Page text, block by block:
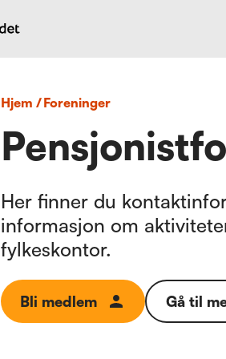
Hjem/ foreninger
Her finner du
informasjon om
fylkeskontor.
Bli medlem Gå til